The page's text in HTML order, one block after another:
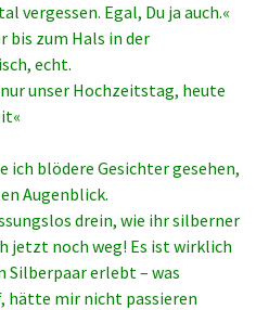
vergessen. Egal, Du ja auch.«
bis zum Hals in der
echt.
unser Hochzeitstag, heute
ich blödere Gesichter gesehen,
Augenblick.
drein, wie ihr silberner
jetzt noch weg! Es ist wirklich
erlebt – was
hätte mir nicht passieren